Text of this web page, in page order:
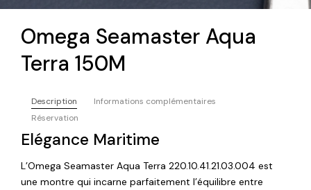
Omega Seamaster Aqua
Terra 150M
Description
Informations complémentaires
Réservation
Elégance Maritime
L’Omega Seamaster Aqua Terra 220.10.41.21.03.004 est
une montre qui incarne parfaitement l’équilibre entre